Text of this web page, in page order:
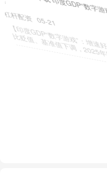
牛弘配资APP下载 印度GDP“数
远
杠杆配资 05-21
【印度GDP“数字游戏”：增速好
比贬值、基准值下调，2025年